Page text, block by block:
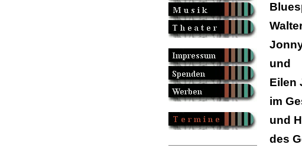
und
Eilen
im
und
des